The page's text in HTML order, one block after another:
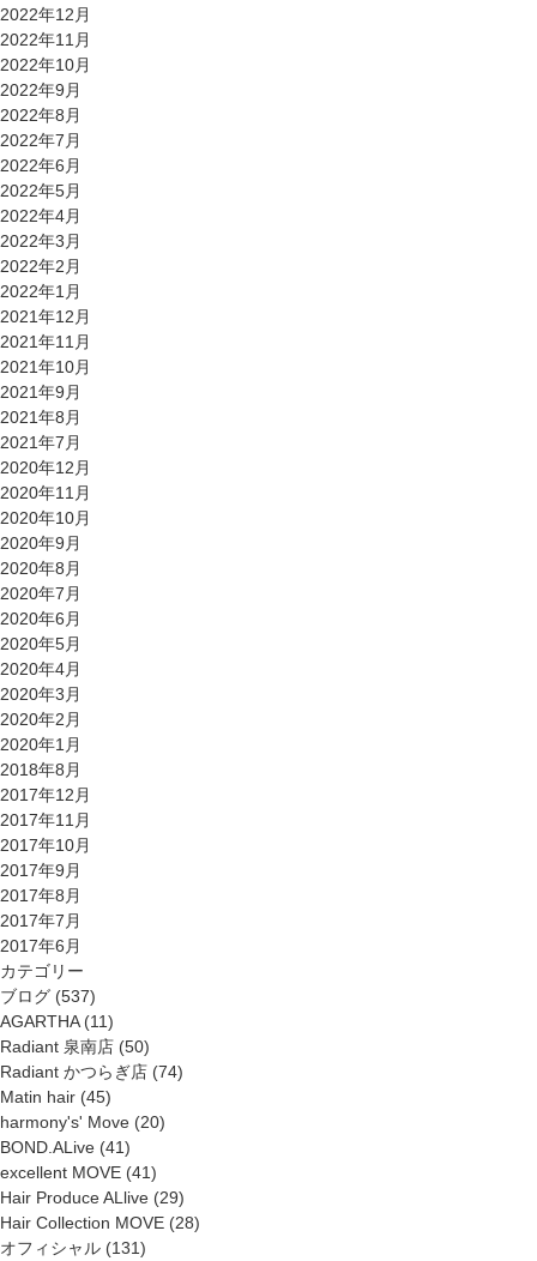
2022年12月
2022年11月
2022年10月
2022年9月
2022年8月
2022年7月
2022年6月
2022年5月
2022年4月
2022年3月
2022年2月
2022年1月
2021年12月
2021年11月
2021年10月
2021年9月
2021年8月
2021年7月
2020年12月
2020年11月
2020年10月
2020年9月
2020年8月
2020年7月
2020年6月
2020年5月
2020年4月
2020年3月
2020年2月
2020年1月
2018年8月
2017年12月
2017年11月
2017年10月
2017年9月
2017年8月
2017年7月
2017年6月
カテゴリー
ブログ (537)
AGARTHA(11)
Radiant 泉南店 (50)
Radiant かつらぎ店 (74)
Matin hair (45)
harmony's' Move (20)
BOND.ALive (41)
excellent MOVE (41)
Hair Produce ALlive (29)
Hair Collection MOVE (28)
オフィシャル (131)